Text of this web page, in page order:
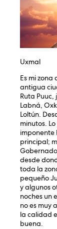
Uxmal
Es mi
antigua
Ruta
Labná,
Loltún.
minutos.
imponente
principal;
desde
toda la
pequeño
y algunos
noches un
no es muy
la calidad
buena.